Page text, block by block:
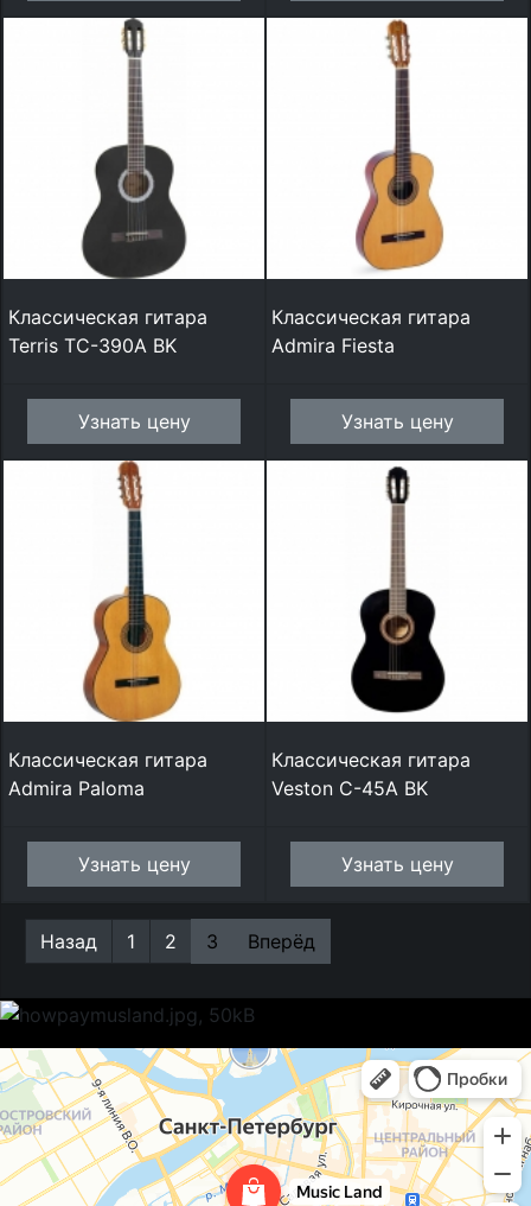
Классическая гитара
Terris TC-390A BK
Узнать цену
Классическая гитара
Admira Fiesta
Узнать цену
Классическая гитара
Admira Paloma
Узнать цену
Классическая гитара
Veston C-45A BK
Узнать цену
Назад 1 2 3 Вперёд